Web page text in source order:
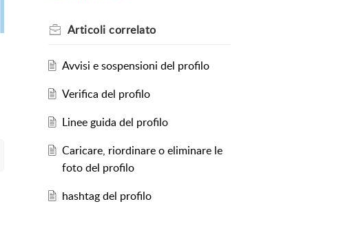
Articoli correlato
Avvisi e sospensioni del profilo
Verifica del profilo
Linee guida del profilo
Caricare, riordinare o eliminare le
foto del profilo
hashtag del profilo